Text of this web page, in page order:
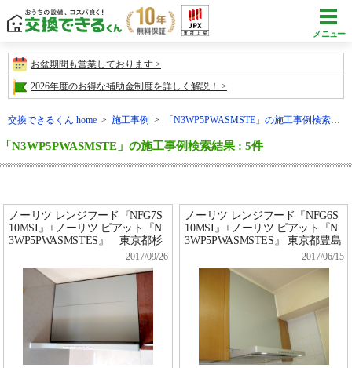
メニュー
お盆期間も営業しております
2026年度のお得な補助金制度を詳しく解説！
交換できるくん home > 施工事例 > 「N3WP5PWASMSTE」の施工事例検索結果
「N3WP5PWASMSTE」の施工事例検索結果 : 5件
ノーリツ レンジフード『NFG7S
10MSI』+ノーリツ ピアット『N
3WP5PWASMSTES』 東京都杉
2017/09/26
ノーリツ レンジフード『NFG6S
10MSI』+ノーリツ ピアット『N
3WP5PWASMSTES』 東京都豊島
2017/06/15